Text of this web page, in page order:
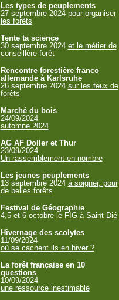
Les types de peuplements
27 septembre 2024 pour organiser
les forêts
Tente ta science
30 septembre 2024 et le métier de
conseillère forêt
Rencontre forestière franco
allemande à Karlsruhe
26 septembre 2024 sur les feux de
forêts
Marché du bois
24/09/2024
automne 2024
AG AF Doller et Thur
23/09/2024
Un rassemblement en nombre
Les jeunes peuplements
13 septembre 2024 à soigner, pour
de belles forêts
Festival de Géographie
4,5 et 6 octobre le FIG à Saint Dié
Hivernage des scolytes
11/09/2024
où se cachent ils en hiver ?
La forêt française en 10
questions
10/09/2024
une ressource inestimable